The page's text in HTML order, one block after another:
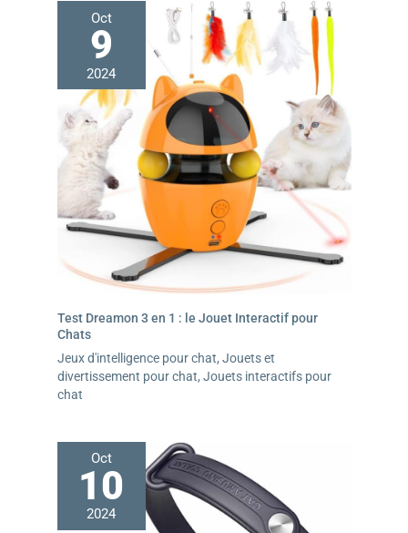
Oct
9
2024
Test Dreamon 3 en 1 : le Jouet Interactif pour
Chats
Jeux d'intelligence pour chat, Jouets et
divertissement pour chat, Jouets interactifs pour
chat
Oct
10
2024